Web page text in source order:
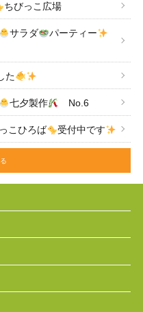
ちびっこ広場
サラダ
パーティー
た
七夕製作 No.6
こひろば 受付中です